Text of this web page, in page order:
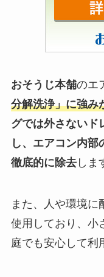
おそうじ本舗のエ
分解洗浄」に強み
グでは外さないド
し、エアコン内部
徹底的に除去しま
また、人や環境に
使用しており、小
庭でも安心して利